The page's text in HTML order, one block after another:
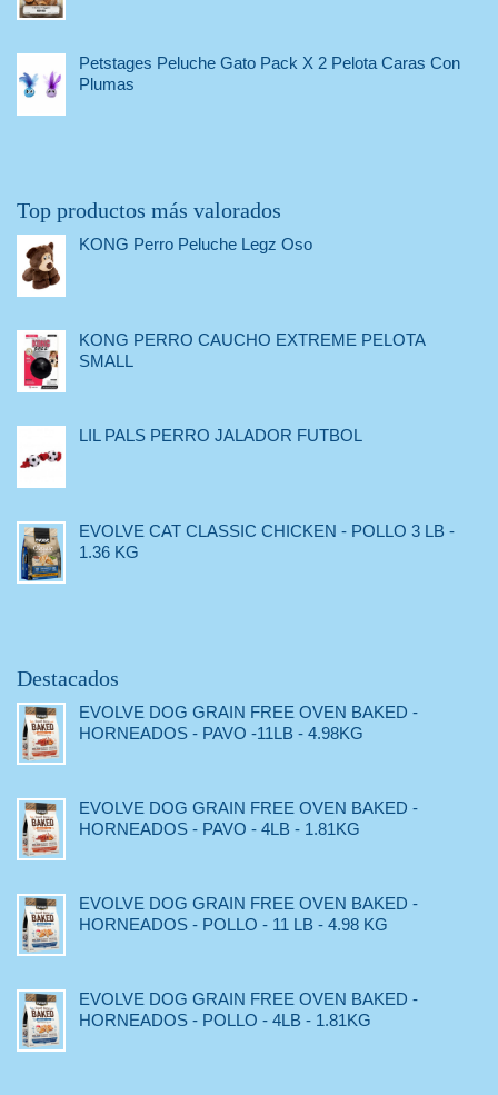
Petstages Peluche Gato Pack X 2 Pelota Caras Con
Plumas
Top productos más valorados
KONG Perro Peluche Legz Oso
KONG PERRO CAUCHO EXTREME PELOTA
SMALL
LIL PALS PERRO JALADOR FUTBOL
EVOLVE CAT CLASSIC CHICKEN - POLLO 3 LB -
1.36 KG
Destacados
EVOLVE DOG GRAIN FREE OVEN BAKED -
HORNEADOS - PAVO -11LB - 4.98KG
EVOLVE DOG GRAIN FREE OVEN BAKED -
HORNEADOS - PAVO - 4LB - 1.81KG
EVOLVE DOG GRAIN FREE OVEN BAKED -
HORNEADOS - POLLO - 11 LB - 4.98 KG
EVOLVE DOG GRAIN FREE OVEN BAKED -
HORNEADOS - POLLO - 4LB - 1.81KG